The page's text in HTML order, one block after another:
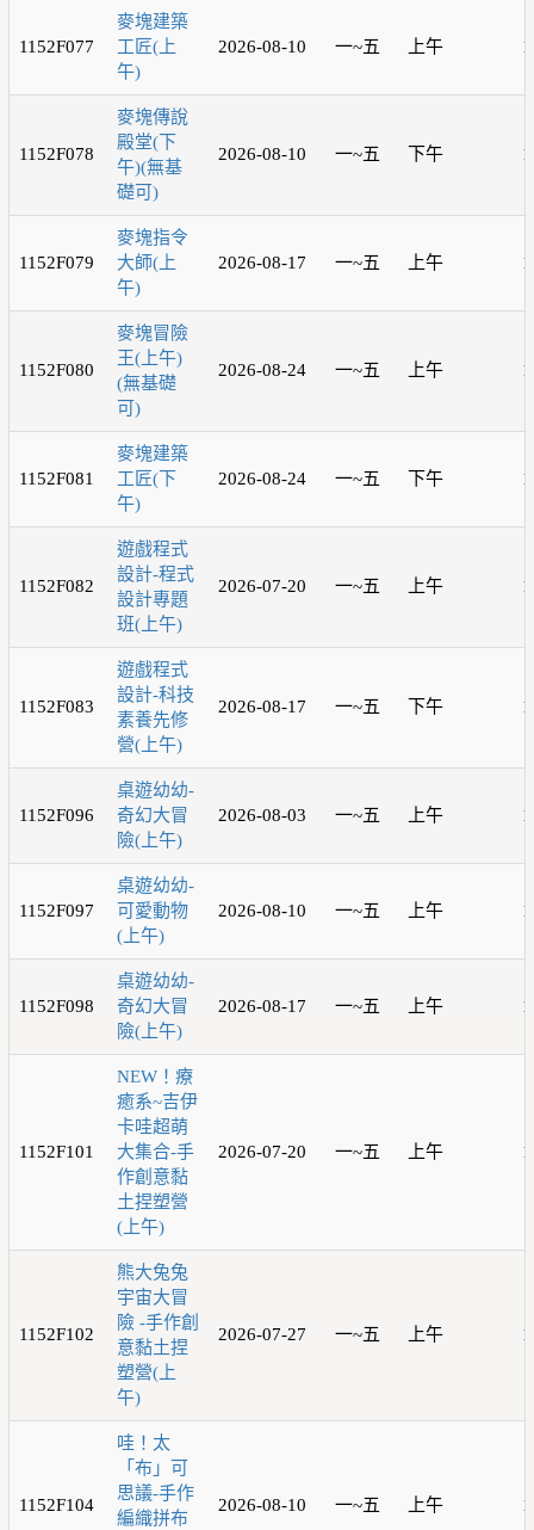
1152F077
麥塊建築
工匠(上
午)
2026-08-10 一~五 上午
1152F078
麥塊傳說
殿堂(下
午)(無基
礎可)
2026-08-10 一~五 下午
1152F079
麥塊指令
大師(上
午)
2026-08-17 一~五 上午
1152F080
麥塊冒險
王(上午)
(無基礎
可)
2026-08-24 一~五 上午
1152F081
麥塊建築
工匠(下
午)
2026-08-24 一~五 下午
1152F082
遊戲程式
設計-程式
設計專題
班(上午)
2026-07-20 一~五 上午
1152F083
遊戲程式
設計-科技
素養先修
營(上午)
2026-08-17 一~五 下午
1152F096
桌遊幼幼-
奇幻大冒
險(上午)
2026-08-03 一~五 上午
1152F097
桌遊幼幼-
可愛動物
(上午)
2026-08-10 一~五 上午
1152F098
桌遊幼幼-
奇幻大冒
險(上午)
2026-08-17 一~五 上午
1152F101
NEW！療
癒系~吉伊
卡哇超萌
大集合-手
作創意黏
土捏塑營
(上午)
2026-07-20 一~五 上午
1152F102
熊大兔兔
宇宙大冒
險 -手作創
意黏土捏
塑營(上
午)
2026-07-27 一~五 上午
1152F104
哇！太
「布」可
思議-手作
編織拼布
2026-08-10 一~五 上午